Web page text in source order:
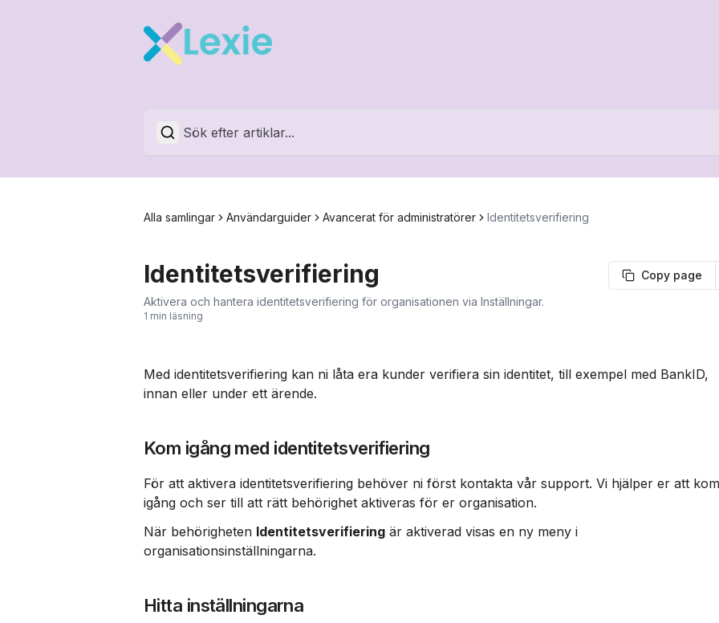
Alla samlingar Användarguider Avancerat för administratörer Identitetsverifiering
Identitetsverifiering
Copy page
Aktivera och hantera identitetsverifiering för organisationen via Inställningar.
1 min läsning
Med identitetsverifiering kan ni låta era kunder verifiera sin identitet, till exempel med BankID,
innan eller under ett ärende.
Kom igång med identitetsverifiering
För att aktivera identitetsverifiering behöver ni först kontakta vår support. Vi hjälper er att
igång och ser till att rätt behörighet aktiveras för er organisation.
När behörigheten Identitetsverifiering är aktiverad visas en ny meny i
organisationsinställningarna.
Hitta inställningarna